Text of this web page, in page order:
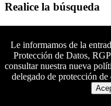
Realice la búsqueda
Síguenos en Facebook
Síguenos en Twitter
Síguenos en YouTube
Síguenos en instagram
Le informamos de la
Protección de Datos,
consultar nuestra nueva
delegado de protección de